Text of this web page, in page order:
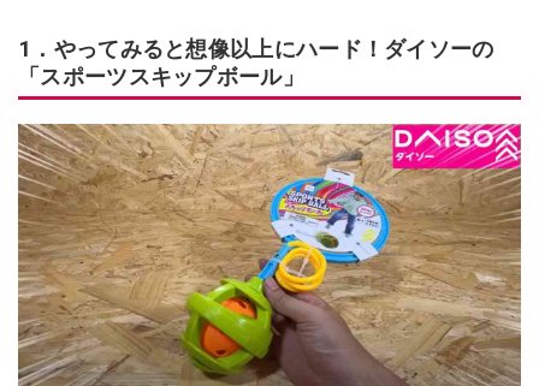
1．やってみると想像以上にハード！ダイソーの
「スポーツスキップボール」